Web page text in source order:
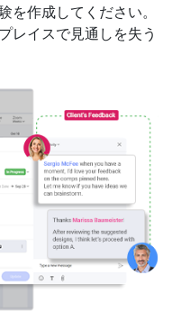
を作成してください。
レイスで見通しを失う